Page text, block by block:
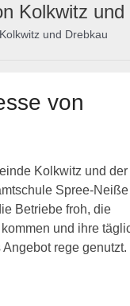
Kolkwitz und
und Drebkau
von
Kolkwitz und der
Spree-Neiße
Betriebe froh, die
und ihre
rege genutzt.